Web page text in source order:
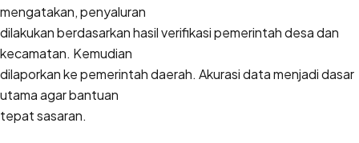
mengatakan, penyaluran
dilakukan berdasarkan hasil verifikasi pemerintah desa dan
kecamatan. Kemudian
dilaporkan ke pemerintah daerah. Akurasi data menjadi dasar
utama agar bantuan
tepat sasaran.